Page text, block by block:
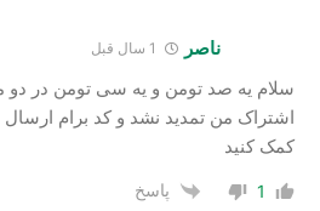
ناصر
سلام یه صد تومن و یه سی تومن در دو
اشتراک من تمدید نشد و کد برام
کمک کنید
1 پاسخ